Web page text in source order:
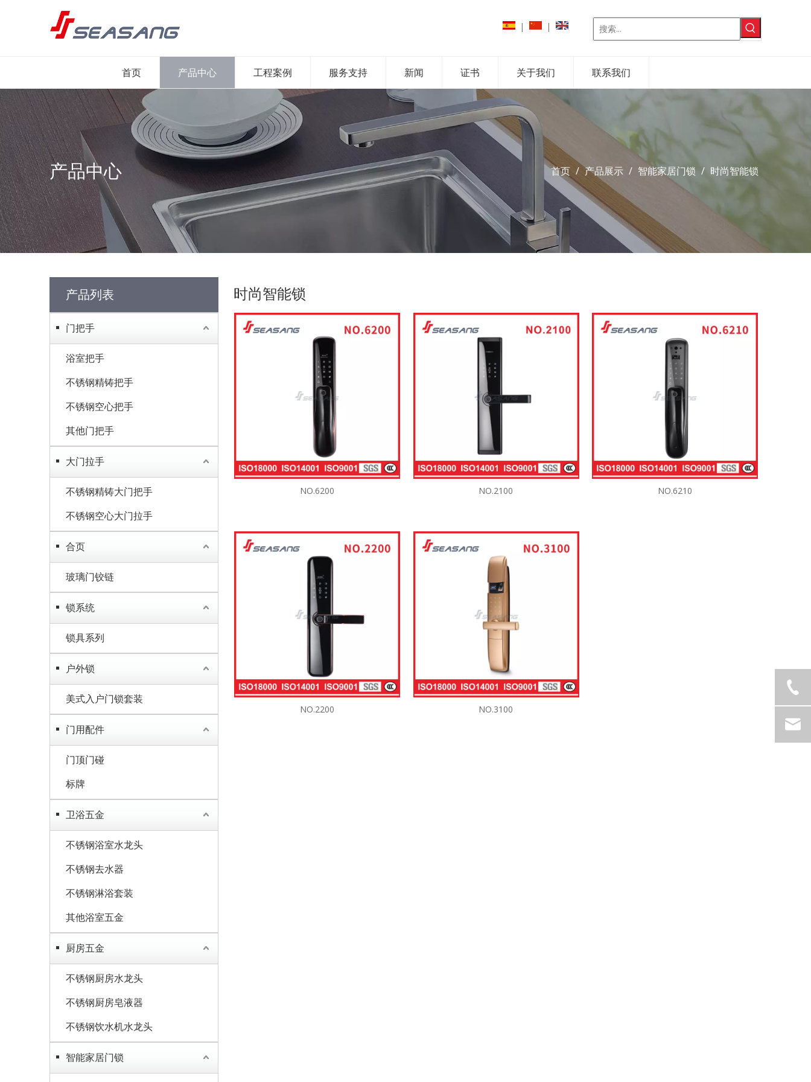
| |
首页 产品中心 工程案例 服务支持 新闻 证书 关于我们 联系我们
产品中心 首页 / 产品展示 / 智能家居门锁 / 时尚智能锁
产品列表
门把手
浴室把手
不锈钢精铸把手
不锈钢空心把手
其他门把手
大门拉手
不锈钢精铸大门把手
不锈钢空心大门拉手
合页
玻璃门铰链
锁系统
锁具系列
户外锁
美式入户门锁套装
门用配件
门顶门碰
标牌
卫浴五金
不锈钢浴室水龙头
不锈钢去水器
不锈钢淋浴套装
其他浴室五金
厨房五金
不锈钢厨房水龙头
不锈钢厨房皂液器
不锈钢饮水机水龙头
智能家居门锁
时尚智能锁
NO.6200 NO.2100 NO.6210
NO.2200 NO.3100